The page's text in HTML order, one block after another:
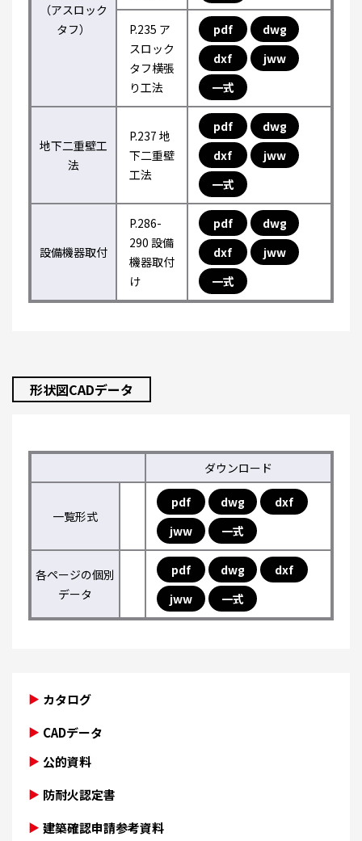
（アスロック
タフ）
P.235 ア
スロック
タフ横張
り工法
pdf
dwg
dxf
jww
一式
地下二重壁工
法
P.237 地
下二重壁
工法
pdf
dwg
dxf
jww
一式
設備機器取付
P.286-
290 設備
機器取付
け
pdf
dwg
dxf
jww
一式
形状図CADデータ
ダウンロード
一覧形式
pdf dwg
dxf
jww
一式
各ページの個別
データ
pdf dwg
dxf
jww
一式
カタログ
CADデータ
公的資料
防耐火認定書
建築確認申請参考資料